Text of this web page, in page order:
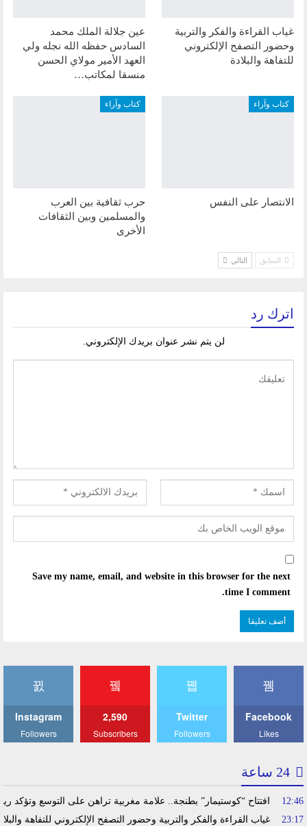
غياب القراءة والفكر والتربية
وحضور التصفح الإلكتروني
للتفاهة والبلادة
عين جلالة الملك محمد
السادس حفظه الله نجله ولي
العهد الأمير مولاي الحسن
منسقا لمكاتب…
كتاب وآراء
الانتصار على النفس
كتاب وآراء
حرب ثقافية بين العرب
والمسلمين وبين الثقافات
الأخرى
السابق التالي
اترك رد
لن يتم نشر عنوان بريدك الإلكتروني.
Save my name, email, and website in this browser for the next
time I comment.
Facebook
Likes
Twitter
Followers
2,590
Subscribers
Instagram
Followers
12:46
افتتاح “كوستيمار” بطنجة.. علامة مغربية تراهن على التوسع وتؤكد
23:17
غياب القراءة والفكر والتربية وحضور التصفح الإلكتروني للتفاهة